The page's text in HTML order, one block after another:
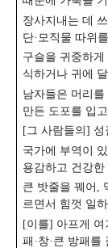
장사지내는 데
단·모직물 따위
구슬을 귀중하
식하거나 귀에
남자들은 머리
만든 도포를 입
[그 사람들의] 성
국가에 부역이
용감하고 건강
큰 밧줄을 꿰어,
르면서 힘껏 일
[이를] 아프게 여
패·창·큰 방패를